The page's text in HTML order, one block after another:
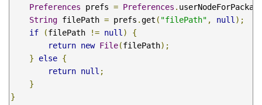
Preferences prefs = Preferences .
String filePath = prefs .get ( "filePath" , null);
if
(filePath != null)
{
return new File(filePath);
}
else {
return null ;
}
}